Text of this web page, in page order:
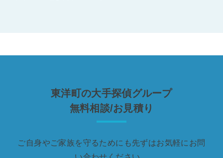
東洋町の大手探偵グループ
無料相談/お見積り
ご自身やご家族を守るためにも先ずはお気軽にお問